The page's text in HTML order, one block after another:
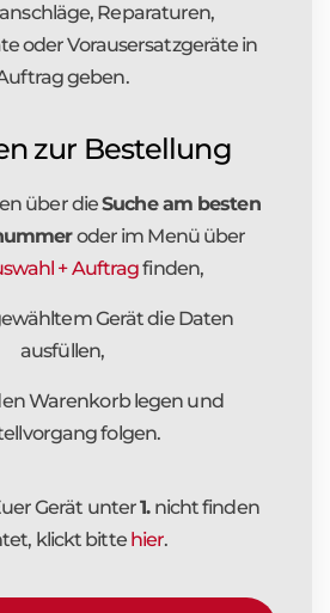
Reparaturen,
oder Vorausersatzgeräte in
geben.
zur Bestellung
über dieSuche am besten
oder im Menü über
+ Auftragfinden,
Gerät die Daten
ausfüllen,
Warenkorb legen und
folgen.
Gerät unter1.nicht finden
klickt bitte hier.